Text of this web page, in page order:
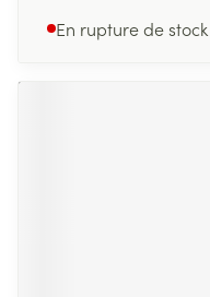
En rupture de stock